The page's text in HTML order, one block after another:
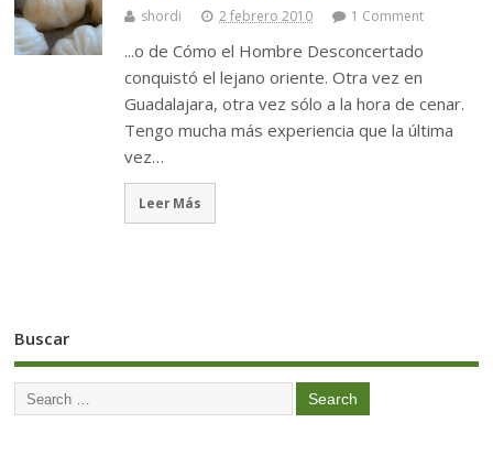
shordi 2 febrero 2010 1 Comment
...o de Cómo el Hombre Desconcertado
conquistó el lejano oriente. Otra vez en
Guadalajara, otra vez sólo a la hora de cenar.
Tengo mucha más experiencia que la última
vez…
Leer Más
Buscar